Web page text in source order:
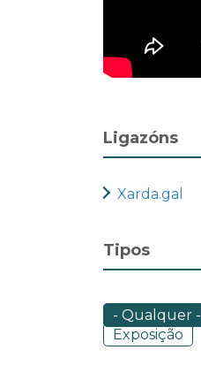
Ligazóns
Xarda.gal
Tipos
- Qualquer -
Exposição